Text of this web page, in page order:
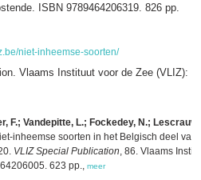
ISBN 9789464206319. 826 pp.
niet-inheemse-soorten/
Vlaams Instituut voor de Zee (VLIZ):
F.; Vandepitte, L.; Fockedey, N.;
inheemse soorten in het Belgisch deel van
VLIZ Special Publication, 86. Vlaams
623 pp., meer